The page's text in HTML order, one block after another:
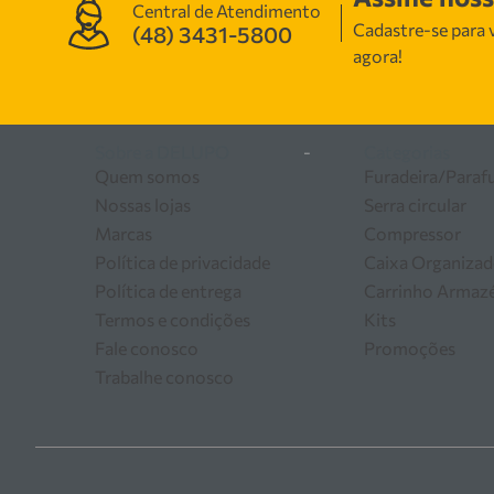
Contamos com uma
manutenção,
as melhores soluções
Central de Atendimento
(48) 3431-5800
Cadastre-se para
agora!
-